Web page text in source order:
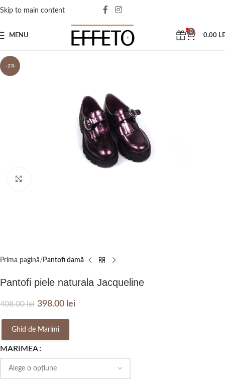
Skip to main content
MENU
0
0.00
-2%
Prima pagină Pantofi damă
Pantofi piele naturala Jacqueline
408.00lei 398.00 lei
Ghid de Marimi
MARIMEA